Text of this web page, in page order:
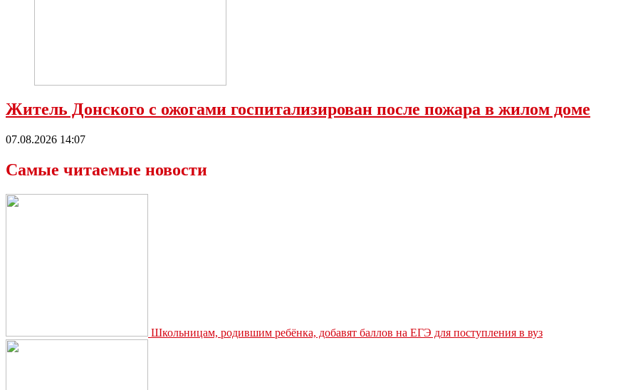
Житель Донского с ожогами госпитализирован после пожара в жилом доме
07.08.2026 14:07
Самые читаемые новости
Школьницам, родившим ребёнка, добавят баллов на ЕГЭ для поступления в вуз